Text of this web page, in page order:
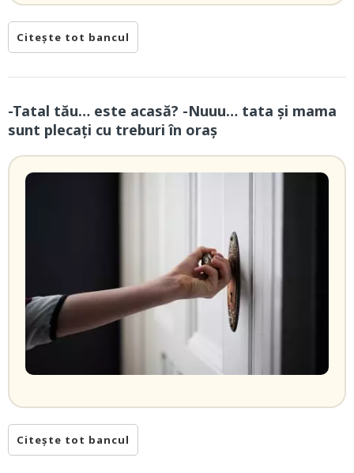
Citește tot bancul
-Tatal tău… este acasă? -Nuuu… tata și mama
sunt plecați cu treburi în oraș
Citește tot bancul